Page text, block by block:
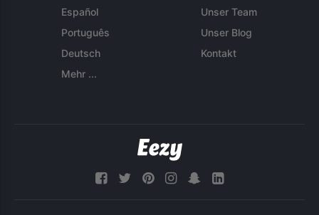
Español
Português
Deutsch
Mehr ...
Unser Team
Unser Blog
Kontakt